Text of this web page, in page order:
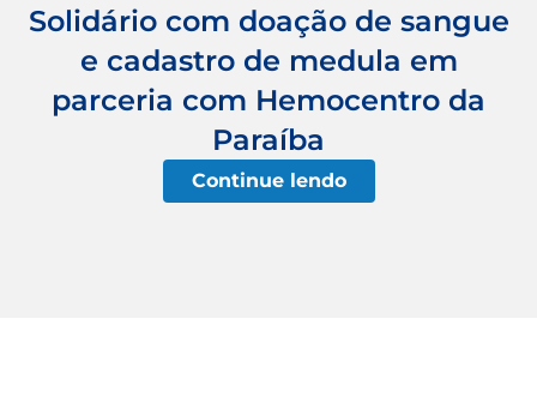
Solidário com doação de sangue
e cadastro de medula em
parceria com Hemocentro da
Paraíba
Continue lendo